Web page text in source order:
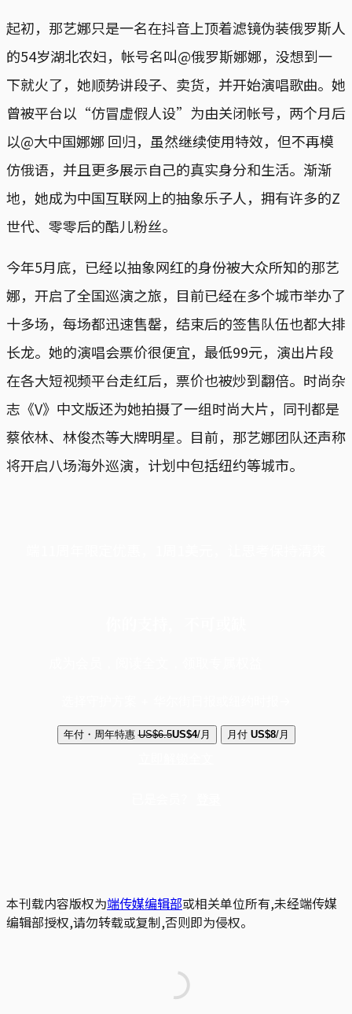
起初，那艺娜只是一名在抖音上顶着滤镜伪装俄罗斯人
的54岁湖北农妇，帐号名叫@俄罗斯娜娜，没想到一
下就火了，她顺势讲段子、卖货，并开始演唱歌曲。她
曾被平台以“仿冒虚假人设”为由关闭帐号，两个月后
以@大中国娜娜 回归，虽然继续使用特效，但不再模
仿俄语，并且更多展示自己的真实身分和生活。渐渐
地，她成为中国互联网上的抽象乐子人，拥有许多的Z
世代、零零后的酷儿粉丝。
今年5月底，已经以抽象网红的身份被大众所知的那艺
娜，开启了全国巡演之旅，目前已经在多个城市举办了
十多场，每场都迅速售罄，结束后的签售队伍也都大排
长龙。她的演唱会票价很便宜，最低99元，演出片段
在各大短视频平台走红后，票价也被炒到翻倍。时尚杂
志《V》中文版还为她拍摄了一组时尚大片，同刊都是
蔡依林、林俊杰等大牌明星。目前，那艺娜团队还声称
将开启八场海外巡演，计划中包括纽约等城市。
年付・周年特惠 US$6.5US$4/月 月付 US$8/月
本刊载内容版权为端传媒编辑部或相关单位所有,未经端传媒
编辑部授权,请勿转载或复制,否则即为侵权。